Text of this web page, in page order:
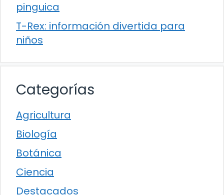
pinguica
T-Rex: información divertida para
niños
Categorías
Agricultura
Biología
Botánica
Ciencia
Destacados